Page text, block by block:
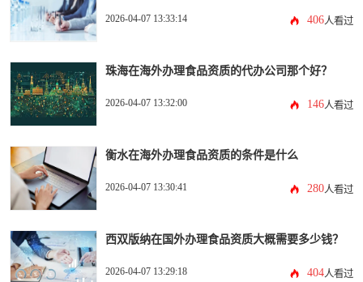
2026-04-07 13:33:14 406人看过
珠海在海外办理食品资质的代办公司那个好？
2026-04-07 13:32:00 146人看过
衡水在海外办理食品资质的条件是什么
2026-04-07 13:30:41 280人看过
西双版纳在国外办理食品资质大概需要多少钱？
2026-04-07 13:29:18 404人看过